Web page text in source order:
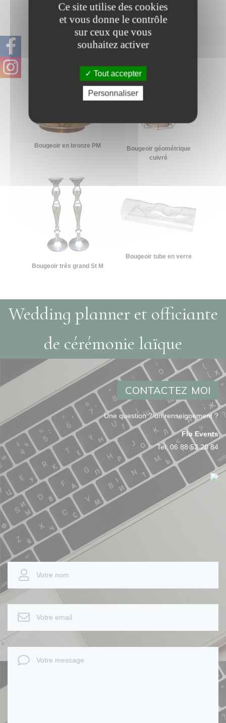
Bougeoir doré 5 branches Bougeoir en bronze GM
Bougeoir en bronze PM
Bougeoir géométrique
cuivré
Bougeoir très grand St M
Bougeoir tube en verre
Wedding planner et officiante
de cérémonie laïque
CONTACTEZ MOI
Une question ? un renseignement ?
Flo Events
Tel: 06 88 52 20 84
Ce site utilise des cookies
et vous donne le contrôle
sur ceux que vous
souhaitez activer
Tout accepter
Personnaliser